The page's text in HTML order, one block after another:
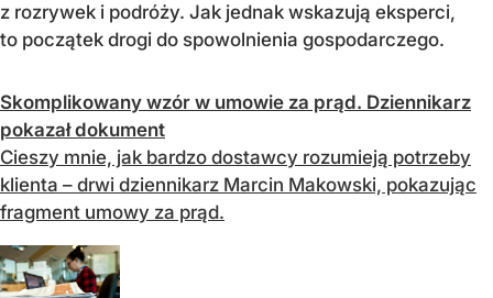
z rozrywek i podróży. Jak jednak wskazują eksperci,
to początek drogi do spowolnienia gospodarczego.
Skomplikowany wzór w umowie za prąd. Dziennikarz
pokazał dokument
Cieszy mnie, jak bardzo dostawcy rozumieją potrzeby
klienta – drwi dziennikarz Marcin Makowski, pokazując
fragment umowy za prąd.